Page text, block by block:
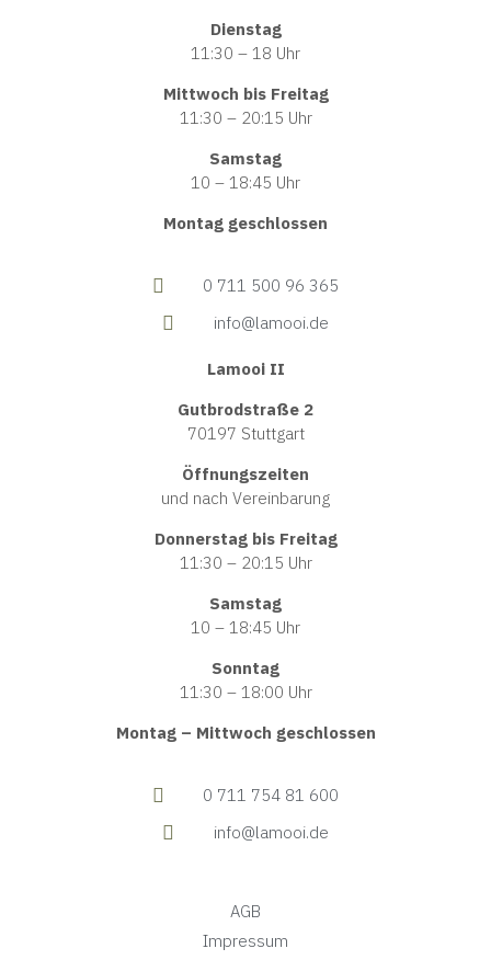
Dienstag
11:30 – 18 Uhr
Mittwoch bis Freitag
11:30 – 20:15 Uhr
Samstag
10 – 18:45 Uhr
Montag geschlossen
0 711 500 96 365
info@lamooi.de
Lamooi II
Gutbrodstraße 2
70197 Stuttgart
Öffnungszeiten
und nach Vereinbarung
Donnerstag bis Freitag
11:30 – 20:15 Uhr
Samstag
10 – 18:45 Uhr
Sonntag
11:30 – 18:00 Uhr
Montag – Mittwoch geschlossen
0 711 754 81 600
info@lamooi.de
AGB
Impressum